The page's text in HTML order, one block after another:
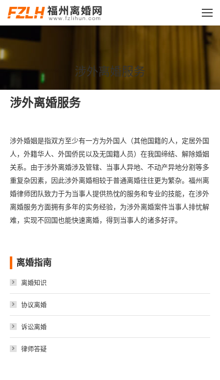
涉外离婚服务
涉外离婚服务
涉外婚姻是指双方至少有一方为外国人（其他国籍的人，定居外国
人，外籍华人、外国侨民以及无国籍人员）在我国缔结、解除婚姻
关系。由于涉外离婚涉及管辖、当事人异地、不动产异地分割等多
重复杂因素，因此涉外离婚相较于普通离婚往往更为繁杂。福州离
婚律师团队致力于为当事人提供热忱的服务和专业的技能，在涉外
离婚服务方面拥有多年的实务经验，为涉外离婚案件当事人排忧解
难，实现不回国也能快速离婚，得到当事人的诸多好评。
离婚指南
离婚知识
协议离婚
诉讼离婚
律师答疑